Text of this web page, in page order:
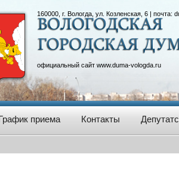
160000, г. Вологда, ул. Козленская, 6 | почта:
официальный сайт www.duma-vologda.ru
приема Контакты